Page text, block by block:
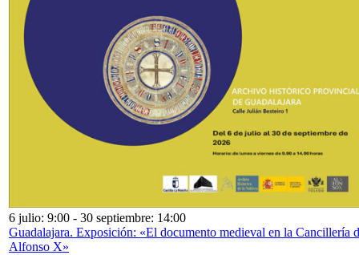
6 julio: 9:00 - 30 septiembre: 14:00
Guadalajara. Exposición: «El documento medieval en la Cancillería
Alfonso X»